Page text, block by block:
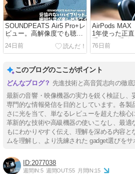
SOUNDPEATS Air5 Pro+レ
ビュー。高解像度でも聴き
疲れないワイヤレスイヤホ
ン
24日前
AirPods MAX
1年使った正
重くても手放
は？
76日前
このブログのここがポイント
先進技術と高音質志向の徹
最新の音響・映像機器の実力を鋭く検証し、
専門的な情報発信を目的としています。各製
さに光を当て、単なるレビューを超えた核心
革新的な技術や高級機器の使いこなし、最適
もにわかりやすく伝え、理解を深める内容
ムを理解し、より洗練された gadget選びをサ
2077038
週間IN:5 週間OUT:55 月間IN:15